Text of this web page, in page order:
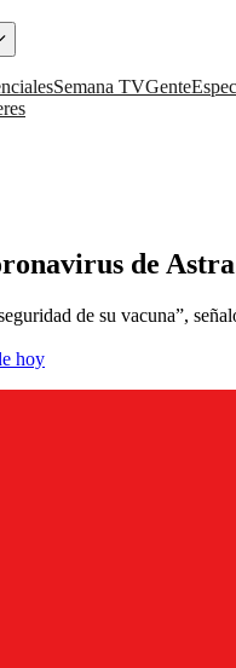
Semana TVGente
de
de su vacuna”,
hoy